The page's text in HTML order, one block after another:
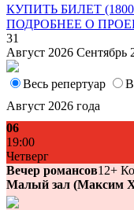
КУПИТЬ БИЛЕТ (1800
ПОДРОБНЕЕ О
31
Август 2026 Сентябрь
Весь репертуар
Август 2026 года
06
19:00
Четверг
Вечер романсов12+
Малый зал (Максим